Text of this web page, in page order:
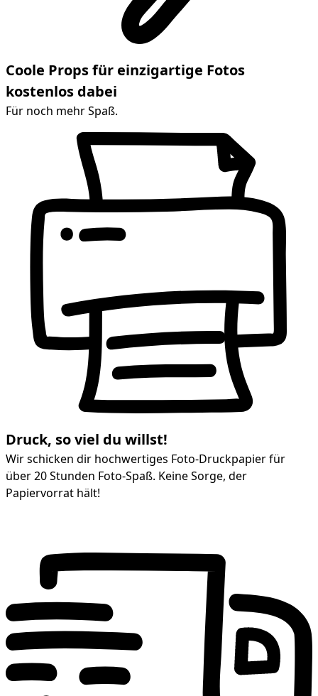
Coole Props für einzigartige Fotos
kostenlos dabei
Für noch mehr Spaß.
Druck, so viel du willst!
Wir schicken dir hochwertiges Foto-Druckpapier für
über 20 Stunden Foto-Spaß. Keine Sorge, der
Papiervorrat hält!